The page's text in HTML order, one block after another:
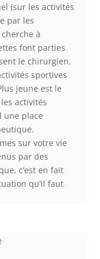
(sur les activités
par les
à
font parties
le chirurgien.
sportives
jeune est le
activités
une place
sur votre vie
par des
c’est en fait
qu’il faut